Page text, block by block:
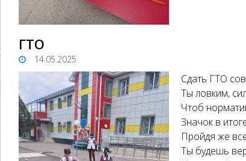
ГТО
14.05.2025
Сдать ГТО
Ты ловким,
Чтоб
Значок в
Пройдя же
Ты будешь